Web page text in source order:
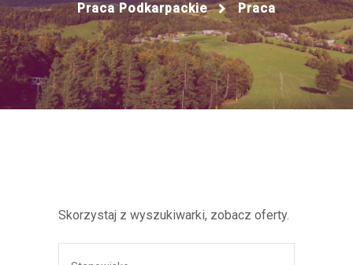
Praca Podkarpackie Praca
Skorzystaj z wyszukiwarki, zobacz oferty.